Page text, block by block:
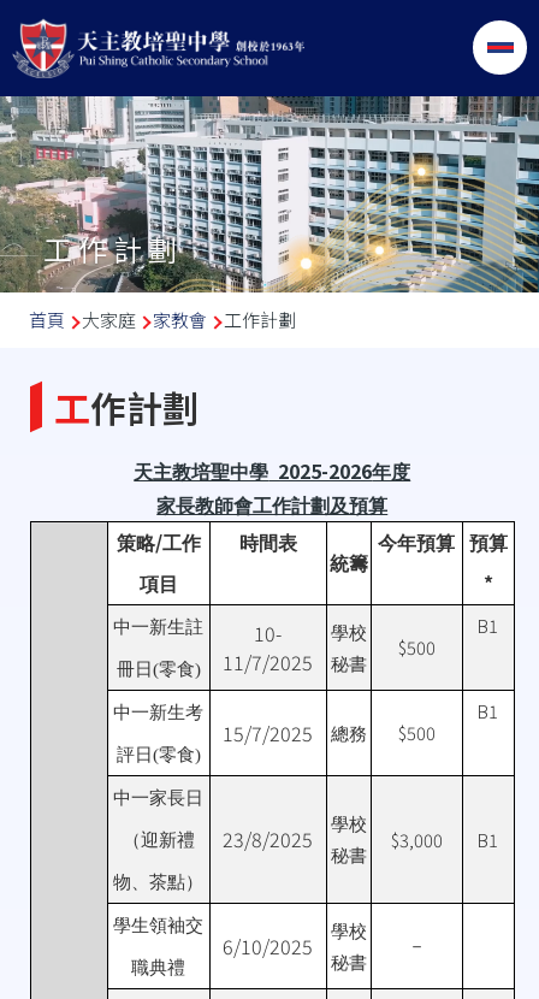
移至主內容
工作計劃
導
連
結
首頁 大家庭 家教會 工作計劃
工作計劃
天主教培聖中學 2025-2026年度
家長教師會工作計劃及預算
策略/工作
項目
時間表
統籌
今年預算 預算
*
中一新生註
冊日(零食)
10-
11/7/2025
學校
秘書
$500
B1
中一新生考
評日(零食)
15/7/2025 總務 $500
B1
中一家長日
（迎新禮
物、茶點）
23/8/2025
學校
秘書
$3,000 B1
學生領袖交
職典禮
6/10/2025
學校
秘書
－